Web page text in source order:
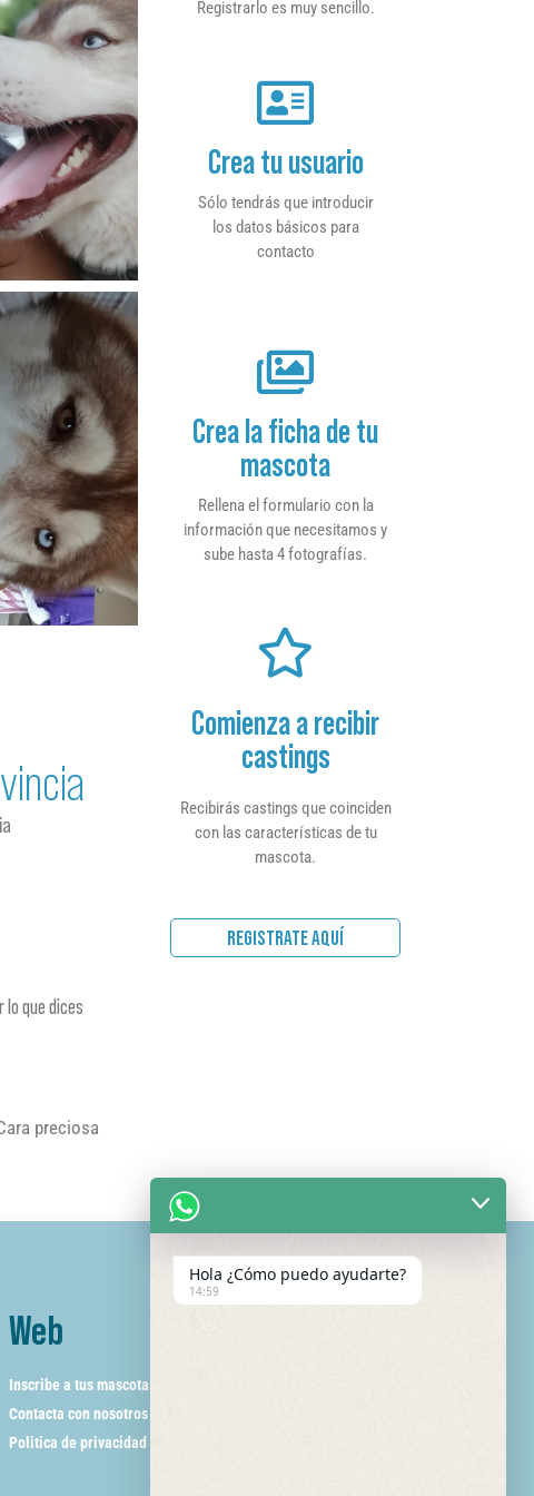
lo que dices
preciosa
Registrarlo es muy sencillo.
Crea tu usuario
Sólo tendrás que introducir
los datos básicos para
contacto
Crea la ficha de tu
mascota
Rellena el formulario con la
información que necesitamos y
sube hasta 4 fotografías.
Comienza a recibir
castings
Recibirás castings que coinciden
con las características de tu
mascota.
REGISTRATE AQUÍ
Web
Inscribe a tus mascotas
Contacta con nosotros
Politica de privacidad
Hola ¿Cómo puedo ayudarte?
14:59